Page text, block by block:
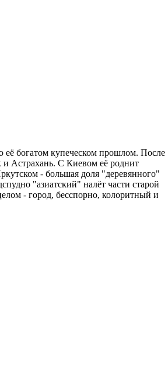
её богатом купеческом прошлом. После
и Астрахань. С Киевом её роднит
- большая доля "деревянного"
"азиатский" налёт части старой
- город, бесспорно, колоритный и